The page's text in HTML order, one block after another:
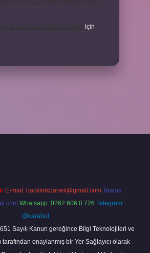
için
E-mail: backlinkpaneli@gmail.com Teams:
Whatsapp: 0262 606 0 726 Telegram:
@karabul
Sayılı Kanun gereğince Bilgi Teknolojileri ve
tarafından onaylanmış bir Yer Sağlayıcı olarak